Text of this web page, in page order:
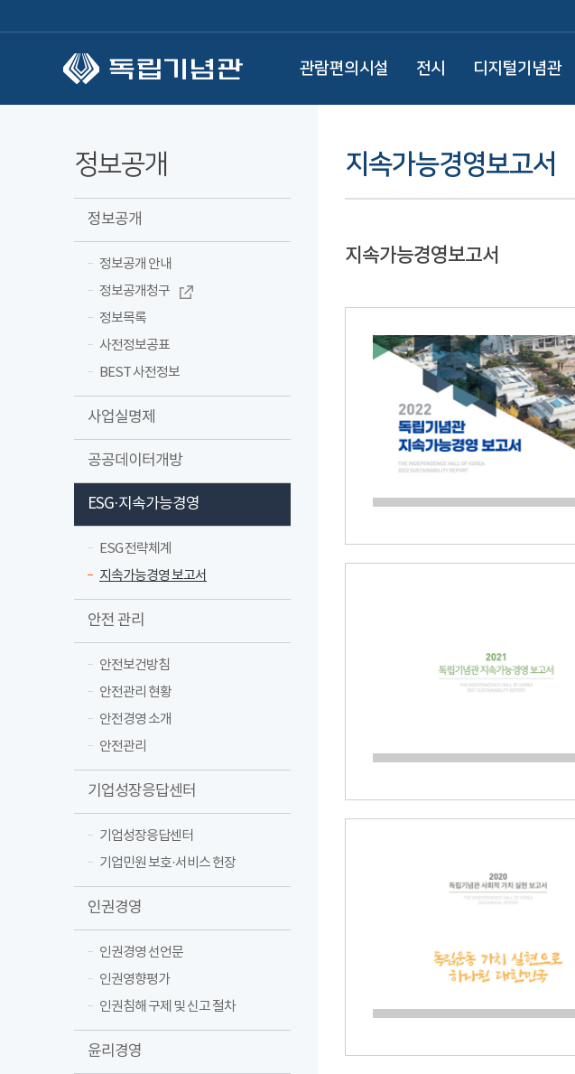
관람편의시설 전시 디지털기념관
정보공개
정보공개
정보공개 안내
정보공개청구
정보목록
사전정보공표
BEST 사전정보
사업실명제
공공데이터개방
ESG·지속가능경영
ESG 전략체계
지속가능경영 보고서
안전 관리
안전보건방침
안전관리 현황
안전경영 소개
안전관리
기업성장응답센터
기업성장응답센터
기업민원 보호·서비스 헌장
인권경영
인권경영 선언문
인권영향평가
인권침해 구제 및 신고 절차
윤리경영
지속가능경영보고서
지속가능경영보고서